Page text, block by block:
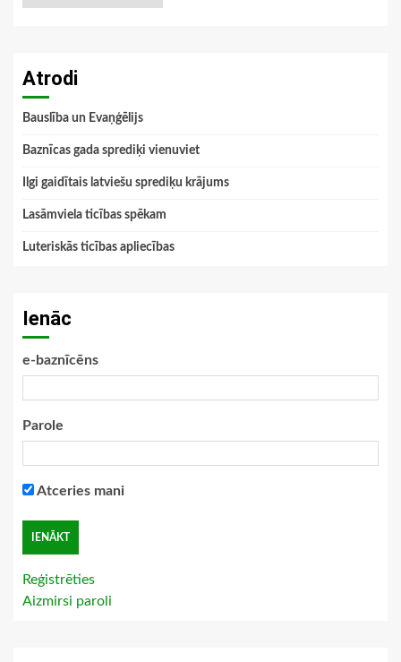
Atrodi
Bauslība un Evaņģēlijs
Baznīcas gada sprediķi vienuviet
Ilgi gaidītais latviešu sprediķu krājums
Lasāmviela ticības spēkam
Luteriskās ticības apliecības
Ienāc
e-baznīcēns
Parole
Atceries mani
Reģistrēties
Aizmirsi paroli